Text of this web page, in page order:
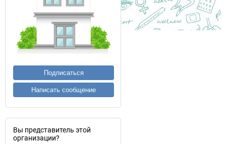
Подписаться
Написать сообщение
Вы представитель этой
организации?